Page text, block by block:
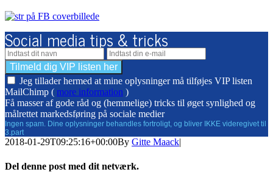
Social media tips & tricks
Jeg tillader hermed at mine oplysninger må tilføjes VIP listen
MailChimp ( more information )
Få masser af gode råd og (hemmelige) tricks til øget synlighed og
målrettet markedsføring på sociale medier
Ingen spam. Dine oplysninger behandles fortroligt, og bliver IKKE videregivet til
3.part
2018-01-29T09:25:16+00:00By Gitte Maack|
Del denne post med dit netværk.